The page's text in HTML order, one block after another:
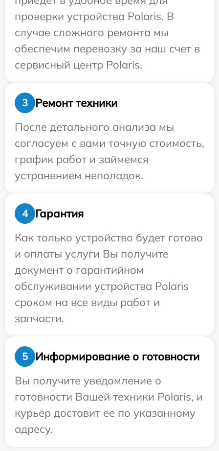
проверки устройства Polaris. В
случае сложного ремонта мы
обеспечим перевозку за наш счет в
сервисный центр Polaris.
3
Ремонт техники
После детального анализа мы
согласуем с вами точную стоимость,
график работ и займемся
устранением неполадок.
4
Гарантия
Как только устройство будет готово
и оплаты услуги Вы получите
документ о гарантийном
обслуживании устройства Polaris
сроком на все виды работ и
запчасти.
5
Информирование о готовности
Вы получите уведомление о
готовности Вашей техники Polaris, и
курьер доставит ее по указанному
адресу.